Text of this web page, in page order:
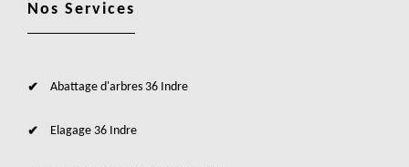
Nos Services
Abattage d'arbres 36 Indre
Elagage 36 Indre